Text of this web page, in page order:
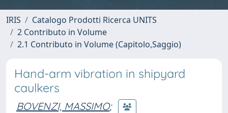
IRIS
Catalogo Prodotti Ricerca UNITS
2 Contributo in Volume
2.1 Contributo in Volume (Capitolo,Saggio)
Hand-arm vibration in shipyard
caulkers
BOVENZI, MASSIMO;